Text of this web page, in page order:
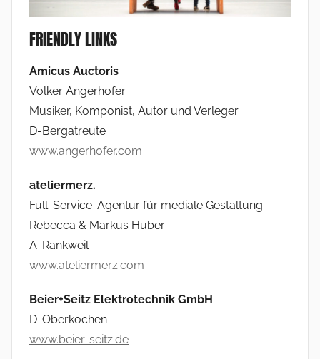
FRIENDLY LINKS
Amicus Auctoris
Volker Angerhofer
Musiker, Komponist, Autor und Verleger
D-Bergatreute
www.angerhofer.com
ateliermerz.
Full-Service-Agentur für mediale Gestaltung.
Rebecca & Markus Huber
A-Rankweil
www.ateliermerz.com
Beier+Seitz Elektrotechnik GmbH
D-Oberkochen
www.beier-seitz.de